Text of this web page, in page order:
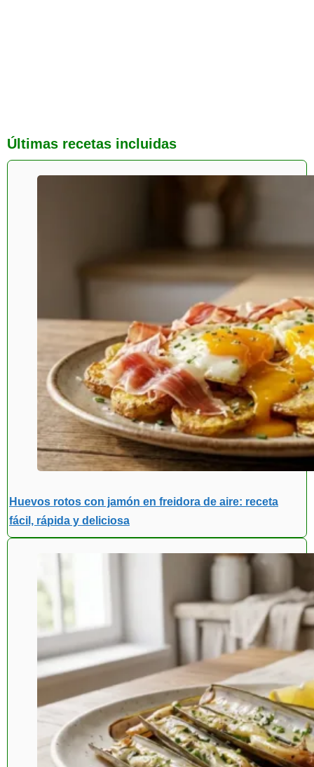
Últimas recetas incluidas
Huevos rotos con jamón en freidora de aire: receta
fácil, rápida y deliciosa